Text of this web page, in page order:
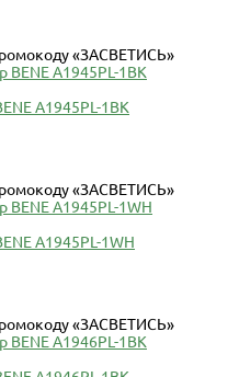
«ЗАСВЕТИСЬ»
A1945PL-1BK
«ЗАСВЕТИСЬ»
A1945PL-1WH
«ЗАСВЕТИСЬ»